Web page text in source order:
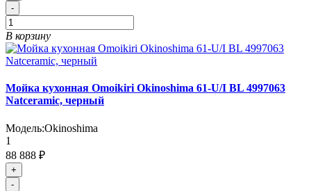
-
В корзину
Мойка кухонная Omoikiri Okinoshima 61-U/I BL 4997063
Natceramic, черный
Модель:Okinoshima
1
88 888 ₽
+
-